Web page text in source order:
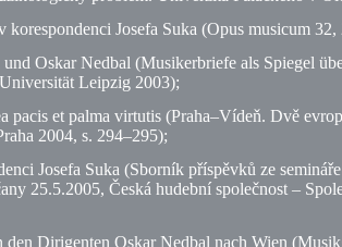
Josefa Suka (Opus musicum 32,
Oskar Nedbal (Musikerbriefe als Spiegel
Leipzig 2003);
pacis et palma virtutis (Praha–Vídeň. Dvě
2004, s. 294–295);
Josefa Suka (Sborník příspěvků ze
25.5.2005, Česká hudební společnost –
den Dirigenten Oskar Nedbal nach Wien